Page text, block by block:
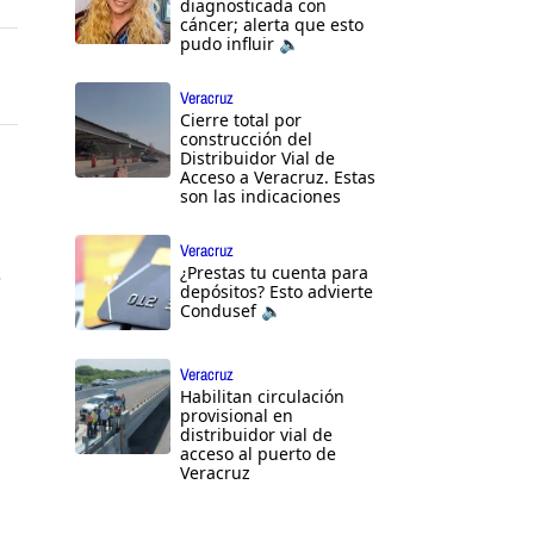
diagnosticada con
cáncer; alerta que esto
pudo influir 🔈
Veracruz
Cierre total por
construcción del
Distribuidor Vial de
Acceso a Veracruz. Estas
son las indicaciones
Veracruz
¿Prestas tu cuenta para
depósitos? Esto advierte
Condusef 🔈
Veracruz
Habilitan circulación
provisional en
distribuidor vial de
acceso al puerto de
Veracruz